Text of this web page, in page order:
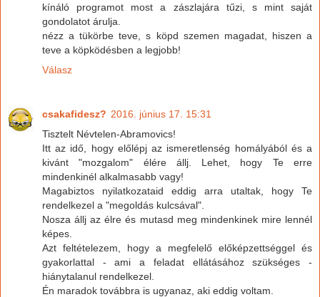
kínáló programot most a zászlajára tűzi, s mint saját
gondolatot árulja.
nézz a tükörbe teve, s köpd szemen magadat, hiszen a
teve a köpködésben a legjobb!
Válasz
csakafidesz? 2016. június 17. 15:31
Tisztelt Névtelen-Abramovics!
Itt az idő, hogy előlépj az ismeretlenség homályából és a
kivánt "mozgalom" élére állj. Lehet, hogy Te erre
mindenkinél alkalmasabb vagy!
Magabiztos nyilatkozataid eddig arra utaltak, hogy Te
rendelkezel a "megoldás kulcsával".
Nosza állj az élre és mutasd meg mindenkinek mire lennél
képes.
Azt feltételezem, hogy a megfelelő előképzettséggel és
gyakorlattal - ami a feladat ellátásához szükséges -
hiánytalanul rendelkezel.
Én maradok továbbra is ugyanaz, aki eddig voltam.